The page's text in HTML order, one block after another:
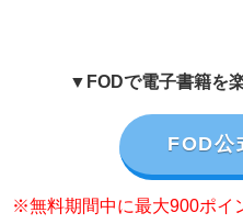
▼FODで電子書籍を
FOD公
※無料期間中に最大900ポイ